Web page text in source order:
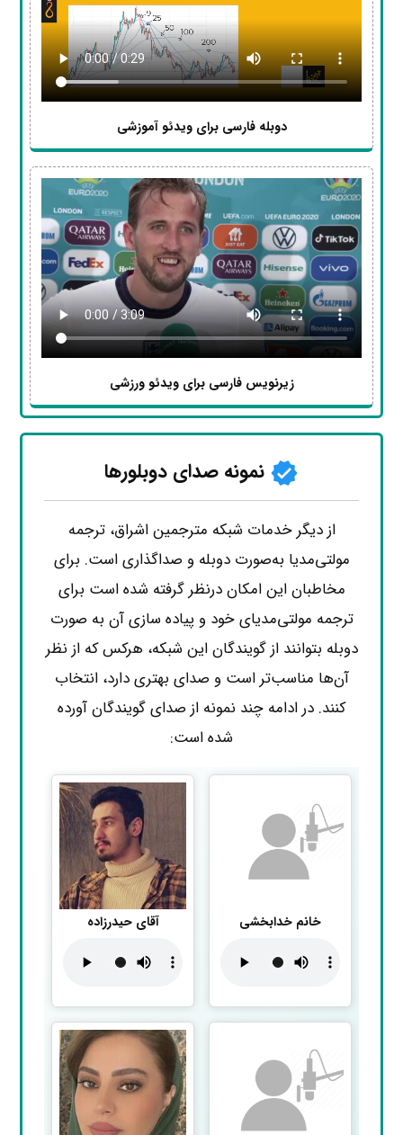
دوبله فارسی برای ویدئو آموزشی
زیرنویس فارسی برای ویدئو ورزشی
نمونه صدای دوبلورها
از دیگر خدمات شبکه مترجمین اشراق، ترجمه
مولتی‌مدیا به‌صورت دوبله و صداگذاری است. برای
مخاطبان این امکان درنظر گرفته شده است برای
ترجمه مولتی‌مدیای خود و پیاده سازی آن به صورت
دوبله بتوانند از گویندگان این شبکه، هرکس که از نظر
آن‌ها مناسب‌تر است و صدای بهتری دارد، انتخاب
کنند. در ادامه چند نمونه از صدای گویندگان آورده
شده است:
خانم خدابخشی آقای حیدرزاده